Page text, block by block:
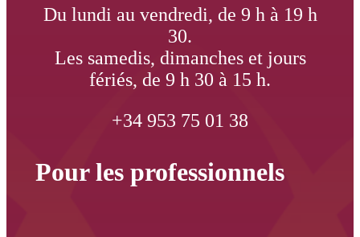
Du lundi au vendredi, de 9 h à 19 h
30.
Les samedis, dimanches et jours
fériés, de 9 h 30 à 15 h.
+34 953 75 01 38
Pour les professionnels